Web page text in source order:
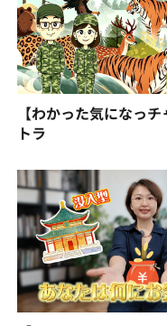
【わかった気になっ
トラ